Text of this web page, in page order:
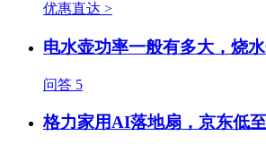
优惠直达 >
电水壶功率一般有多大，烧
问答 5
格力家用AI落地扇，京东低